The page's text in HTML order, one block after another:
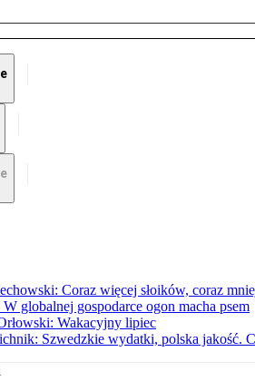
Coraz więcej słoików, coraz
globalnej gospodarce ogon macha psem
Wakacyjny lipiec
Szwedzkie wydatki, polska jakość.